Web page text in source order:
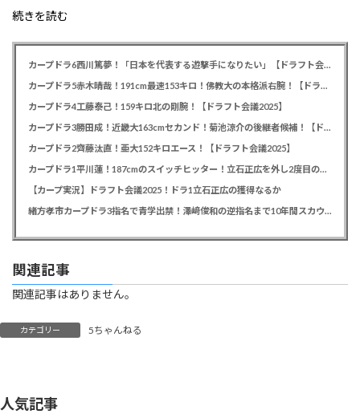
続きを読む
カープドラ6西川篤夢！「日本を代表する遊撃手になりたい」【ドラフト会議2025】
カープドラ5赤木晴哉！191cm最速153キロ！佛教大の本格派右腕！【ドラフト会議2025】
カープドラ4工藤泰己！159キロ北の剛腕！【ドラフト会議2025】
カープドラ3勝田成！近畿大163cmセカンド！菊池涼介の後継者候補！【ドラフト会議2025】
カープドラ2齊藤汰直！亜大152キロエース！【ドラフト会議2025】
カープドラ1平川蓮！187cmのスイッチヒッター！立石正広を外し2度目の重複も新井監督がクジを引き当てる！【ドラフト会議2025】
【カープ実況】ドラフト会議2025！ドラ1立石正広の獲得なるか
緒方孝市カープドラ3指名で青学出禁！澤﨑俊和の逆指名まで10年間スカウト出禁
関連記事
関連記事はありません。
カテゴリー 5ちゃんねる
人気記事